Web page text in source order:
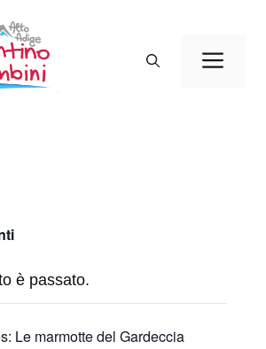
è passato.
Le marmotte del Gardeccia